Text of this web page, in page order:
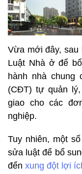
Vừa mới đây, sau
Luật Nhà ở để
hành nhà
(CĐT) tự quản
giao cho các
nghiệp.
Tuy nhiên, một
sửa luật để bổ
đến xung đột lợi